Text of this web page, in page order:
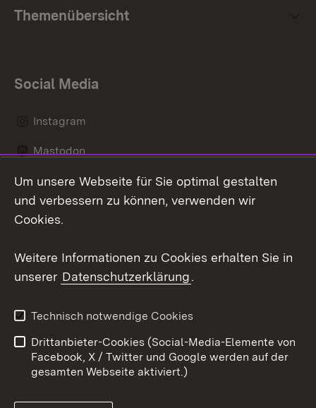
Themenübersicht
Social Media
Instagram
Mastodon
Messenger
Kontakt
Impressum
Cookies
Um unsere Webseite für Sie optimal gestalten
und verbessern zu können, verwenden wir
Cookies.
Weitere Informationen zu Cookies erhalten Sie in
unserer Datenschutzerklärung.
Technisch notwendige Cookies
Drittanbieter-Cookies (Social-Media-Elemente von
Facebook, X / Twitter und Google werden auf der
gesamten Webseite aktiviert.)